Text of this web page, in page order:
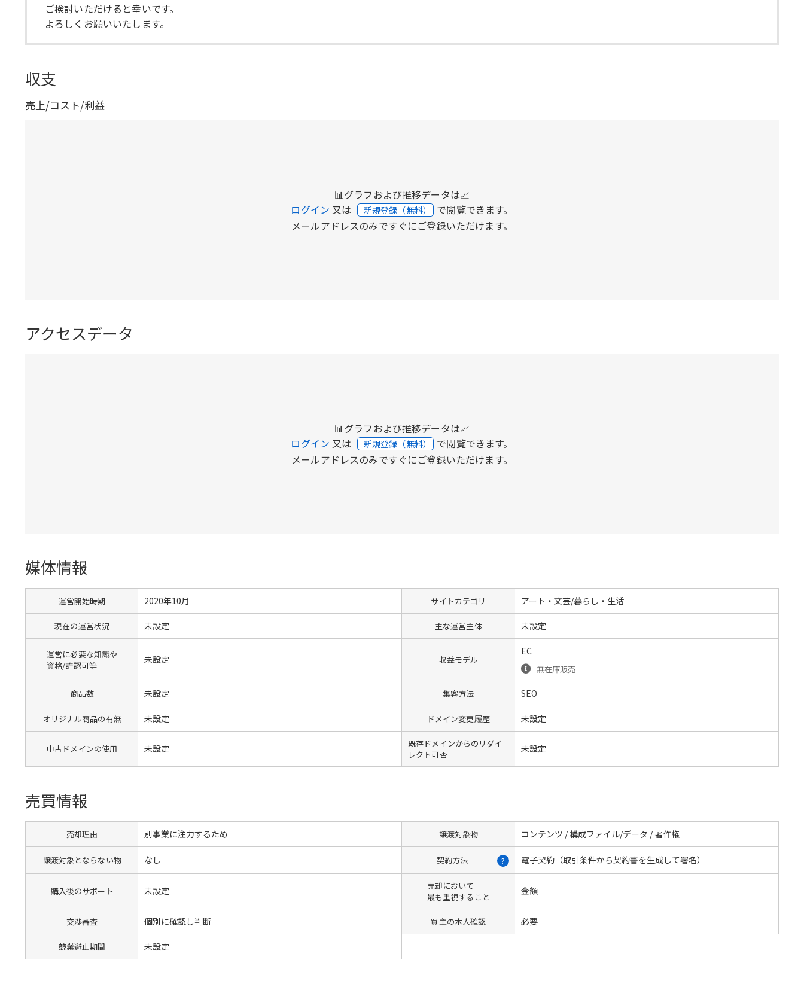
ご検討いただけると幸いです。
よろしくお願いいたします。
収支
売上/コスト/利益
📊グラフおよび推移データは📈
ログイン 又は 新規登録（無料） で閲覧できます。
メールアドレスのみですぐにご登録いただけます。
アクセスデータ
📊グラフおよび推移データは📈
ログイン 又は 新規登録（無料） で閲覧できます。
メールアドレスのみですぐにご登録いただけます。
媒体情報
運営開始時期 2020年10月 サイトカテゴリ アート・文芸/暮らし・生活
現在の運営状況 未設定 主な運営主体 未設定
運営に必要な知識や
資格/許認可等
未設定 収益モデル
EC
無在庫販売
商品数 未設定 集客方法 SEO
オリジナル商品の有無 未設定 ドメイン変更履歴 未設定
中古ドメインの使用 未設定
既存ドメインからのリダイ
レクト可否
未設定
売買情報
売却理由 別事業に注力するため 譲渡対象物 コンテンツ / 構成ファイル/データ / 著作権
譲渡対象とならない物 なし 契約方法 ? 電子契約（取引条件から契約書を生成して署名）
購入後のサポート 未設定
売却において
最も重視すること
金額
交渉審査 個別に確認し判断 買主の本人確認 必要
競業避止期間 未設定